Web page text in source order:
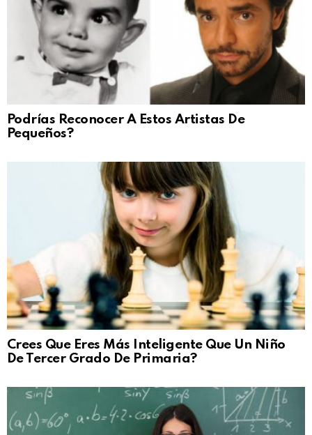
Podrías Reconocer A Estos Artistas De
Pequeños?
Crees Que Eres Más Inteligente Que Un Niño
De Tercer Grado De Primaria?